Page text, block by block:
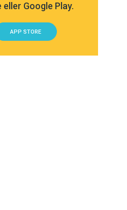
eller Google Play.
APP STORE